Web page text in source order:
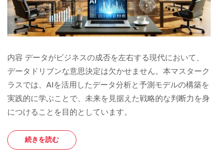
内容 データがビジネスの成否を左右する現代において、
データドリブンな意思決定は欠かせません。本マスターク
ラスでは、AIを活用したデータ分析と予測モデルの構築を
実践的に学ぶことで、未来を見据えた戦略的な判断力を身
につけることを目的としています。
続きを読む